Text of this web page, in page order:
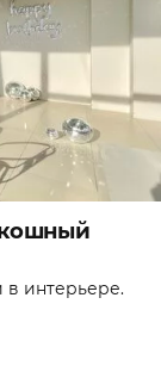
интерьере.